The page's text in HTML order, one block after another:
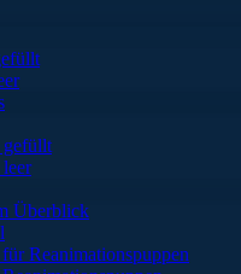
gefüllt
Überblick
Reanimationspuppen